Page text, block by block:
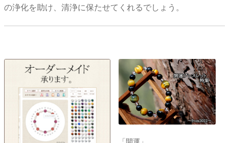
の浄化を助け、清浄に保たせてくれるでしょう。